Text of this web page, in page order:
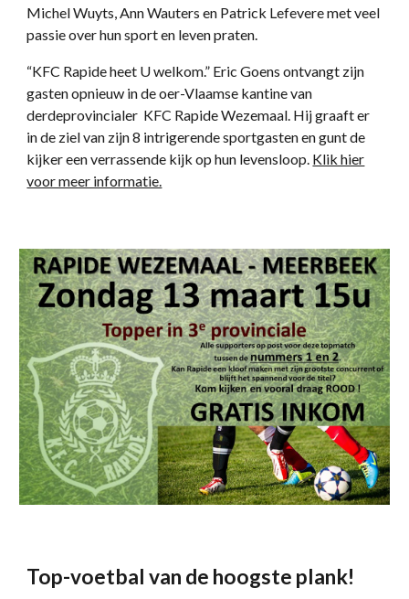
Michel Wuyts, Ann Wauters en Patrick Lefevere met veel
passie over hun sport en leven praten.
“KFC Rapide heet U welkom.” Eric Goens ontvangt zijn
gasten opnieuw in de oer-Vlaamse kantine van
derdeprovincialer KFC Rapide Wezemaal. Hij graaft er
in de ziel van zijn 8 intrigerende sportgasten en gunt de
kijker een verrassende kijk op hun levensloop. Klik hier
voor meer informatie.
Top-voetbal van de hoogste plank!